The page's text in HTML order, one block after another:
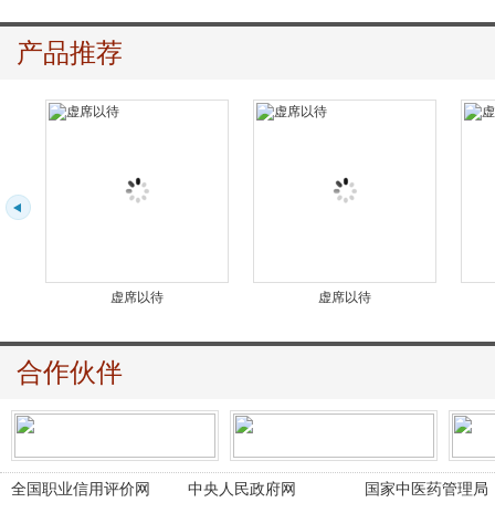
产品推荐
虚席以待 虚席以待
合作伙伴
全国职业信用评价网 中央人民政府网
国家中医药管理局